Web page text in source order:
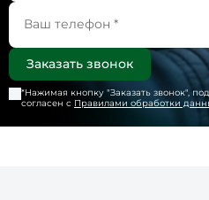
*Нажимая кнопку "Заказать звонок",
согласен с Правилами обработки